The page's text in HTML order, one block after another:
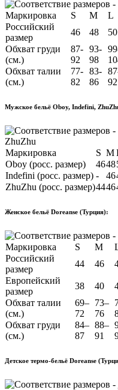
Маркировка S M L
Российский
размер
46 48 50
Обхват груди
(см.)
87-
92
93-
98
Обхват талии
(см.)
77-
82
83-
86
92
Мужское бельё Oboy, Indefini,
Маркировка S M
Oboy (росс. размер)
4648
Indefini (росс. размер) - 46
ZhuZhu (росс. размер)4446
Женское бельё Doreanse (Турция):
Маркировка S M
Российский
размер
44 46
Европейский
размер
38 40
Обхват талии
(см.)
69–
72
73–
76
Обхват груди
(см.)
84–
87
88–
91
Детское термо-бельё Doreanse